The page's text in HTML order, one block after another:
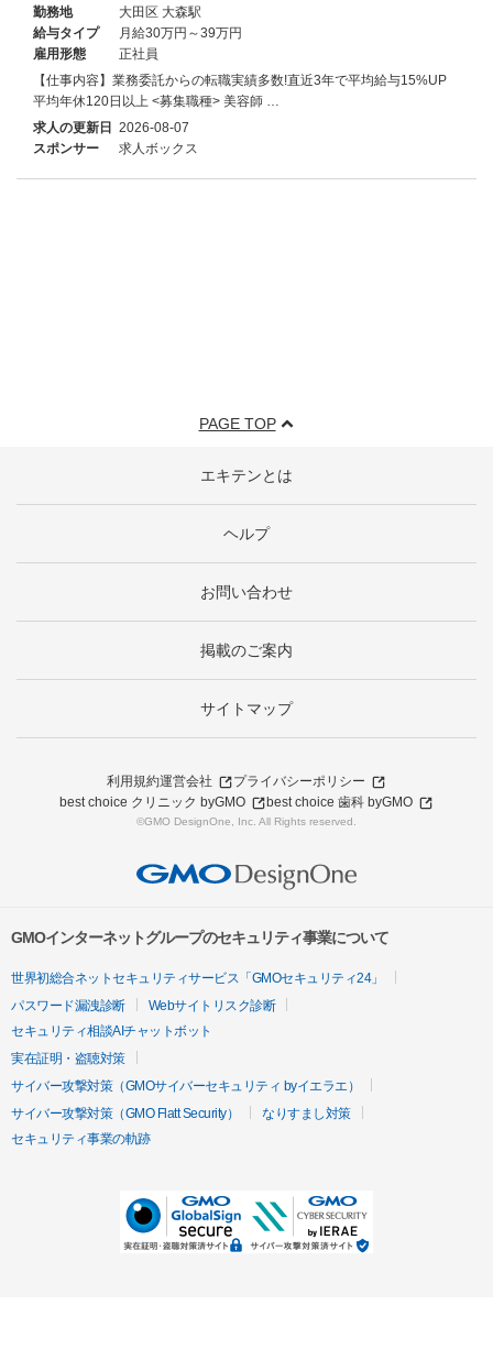
勤務地
大田区 大森駅
給与タイプ
月給30万円～39万円
雇用形態
正社員
【仕事内容】業務委託からの転職実績多数!直近3年で平均給与15%UP
平均年休120日以上 <募集職種> 美容師 …
求人の更新日 2026-08-07
スポンサー
求人ボックス
PAGE TOP
エキテンとは
ヘルプ
お問い合わせ
掲載のご案内
サイトマップ
利用規約運営会社
プライバシーポリシー
best choice クリニック byGMO
best choice 歯科 byGMO
©GMO DesignOne, Inc. All Rights reserved.
GMOインターネットグループのセキュリティ事業について
世界初総合ネットセキュリティサービス「GMOセキュリティ24」
パスワード漏洩診断
Webサイトリスク診断
セキュリティ相談AIチャットボット
実在証明・盗聴対策
サイバー攻撃対策（GMOサイバーセキュリティ byイエラエ）
サイバー攻撃対策（GMO Flatt Security）
なりすまし対策
セキュリティ事業の軌跡